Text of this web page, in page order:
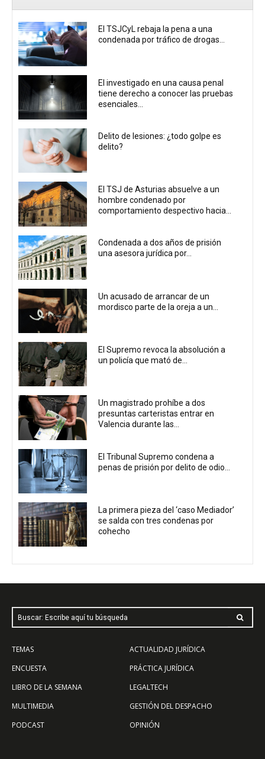
El TSJCyL rebaja la pena a una
condenada por tráfico de drogas...
El investigado en una causa penal
tiene derecho a conocer las pruebas
esenciales...
Delito de lesiones: ¿todo golpe es
delito?
El TSJ de Asturias absuelve a un
hombre condenado por
comportamiento despectivo hacia...
Condenada a dos años de prisión
una asesora jurídica por...
Un acusado de arrancar de un
mordisco parte de la oreja a un...
El Supremo revoca la absolución a
un policía que mató de...
Un magistrado prohíbe a dos
presuntas carteristas entrar en
Valencia durante las...
El Tribunal Supremo condena a
penas de prisión por delito de odio...
La primera pieza del ‘caso Mediador’
se salda con tres condenas por
cohecho
Buscar: Escribe aquí tu búsqueda
TEMAS
ENCUESTA
LIBRO DE LA SEMANA
MULTIMEDIA
PODCAST
ACTUALIDAD JURÍDICA
PRÁCTICA JURÍDICA
LEGALTECH
GESTIÓN DEL DESPACHO
OPINIÓN